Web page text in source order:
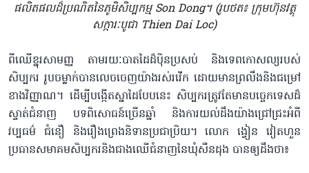
ផលិតផលដ៏ប្រណិតនៃភូមិសិប្បកម្ម Son Dong។ (រូបថត៖ ក្រុមហ៊ុនវត្ថុ
សក្ការៈបូជា Thien Dai Loc)
ពីឈើខ្នុរសាមញ្ញ តាមរយៈបាតដៃដ៏ប៉ិនប្រសប់ និងទេពកោសល្យរបស់
សិប្បករ រូបចម្លាក់បានលេចចេញយ៉ាងរស់រវើក ដោយមានព្រលឹងនិងជម្រៅ
ខាងវិញ្ញាណ។ ដើម្បីបង្កើតស្នាដៃបែបនេះ សិប្បករត្រូវតែមានបច្ចេកទេសដ៏
ស្ទាត់ជំនាញ បទពិសោធន៍ច្រើនឆ្នាំ និងការយល់ដឹងយ៉ាងជ្រៅជ្រះអំពី
វប្បធម៌ ជំនឿ និងរឿងព្រេងនិទានប្រជាប្រិយ។ លោក ង្វៀន វៀតហួន
ប្រធានសមាគមសិប្បករនិងជាងឈើជំនាញនៃឃុំសឺនដុង បានឲ្យដឹងថា៖